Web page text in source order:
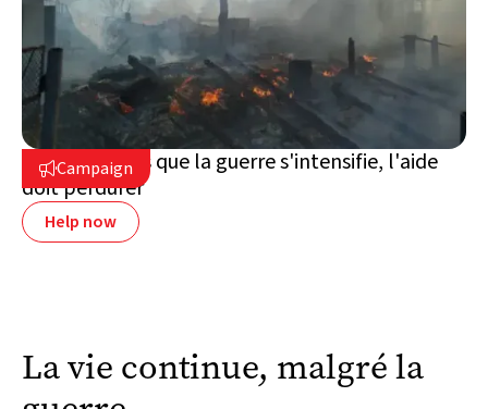
Campaign
Ukraine : alors que la guerre s'intensifie, l'aide
doit perdurer
Help now
La vie continue, malgré la